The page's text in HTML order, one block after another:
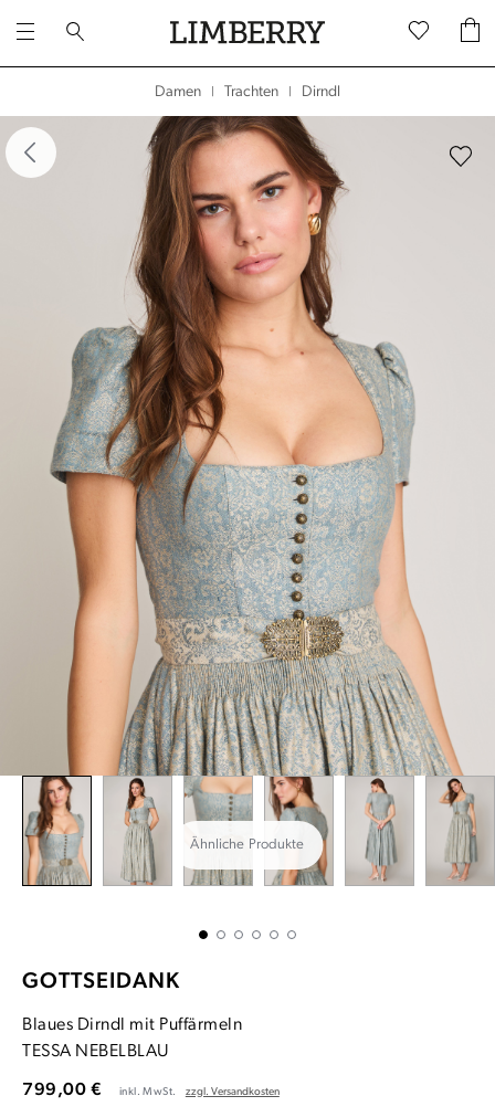
Damen Trachten Dirndl
überspringen
Ähnliche Produkte
GOTTSEIDANK
Blaues Dirndl mit Puffärmeln
TESSA NEBELBLAU
799,00 € inkl. MwSt. zzgl. Versandkosten